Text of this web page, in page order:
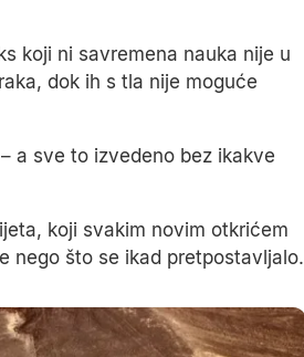
koji ni savremena nauka nije u
dok ih s tla nije moguće
a sve to izvedeno bez ikakve
koji svakim novim otkrićem
nego što se ikad pretpostavljalo.